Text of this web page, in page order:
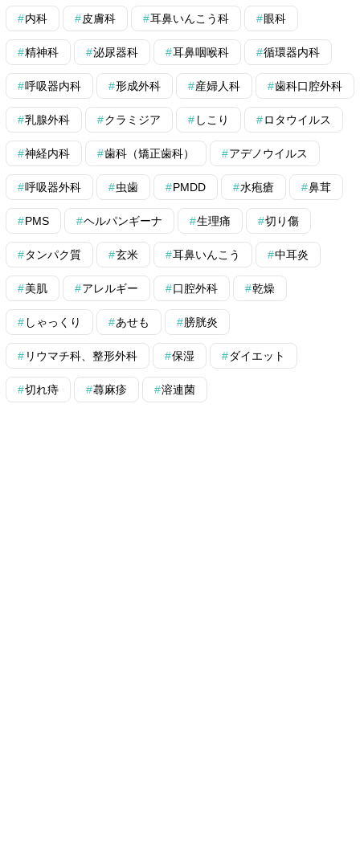
内科 皮膚科 耳鼻いんこう科 眼科
精神科 泌尿器科 耳鼻咽喉科 循環器内科
呼吸器内科 形成外科 産婦人科 歯科口腔外科
乳腺外科 クラミジア しこり ロタウイルス
神経内科 歯科（矯正歯科） アデノウイルス
呼吸器外科 虫歯 PMDD 水疱瘡 鼻茸
PMS ヘルパンギーナ 生理痛 切り傷
タンパク質 玄米 耳鼻いんこう 中耳炎
美肌 アレルギー 口腔外科 乾燥
しゃっくり あせも 膀胱炎
リウマチ科、整形外科 保湿 ダイエット
切れ痔 蕁麻疹 溶連菌